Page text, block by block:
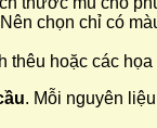
chọn chỉ có
hoặc các họa
. Mỗi nguyên